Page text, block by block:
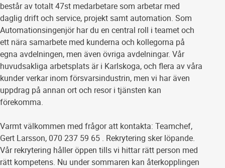
består av totalt 47st medarbetare som arbetar med
daglig drift och service, projekt samt automation. Som
Automationsingenjör har du en central roll i teamet och
ett nära samarbete med kunderna och kollegorna på
egna avdelningen, men även övriga avdelningar. Vår
huvudsakliga arbetsplats är i Karlskoga, och flera av våra
kunder verkar inom försvarsindustrin, men vi har även
uppdrag på annan ort och resor i tjänsten kan
förekomma.
Varmt välkommen med frågor att kontakta: Teamchef,
Gert Larsson, 070 237 59 65 . Rekrytering sker löpande.
Vår rekrytering håller öppen tills vi hittar rätt person med
rätt kompetens. Nu under sommaren kan återkopplingen